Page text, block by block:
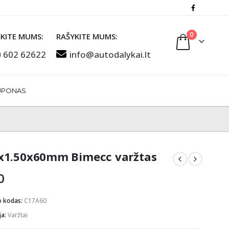
MUMS:
602 62622
RAŠYKITE MUMS:
info@autodalykai.lt
0
Bimecc varžtas
kodas: C17A60
Varžtai